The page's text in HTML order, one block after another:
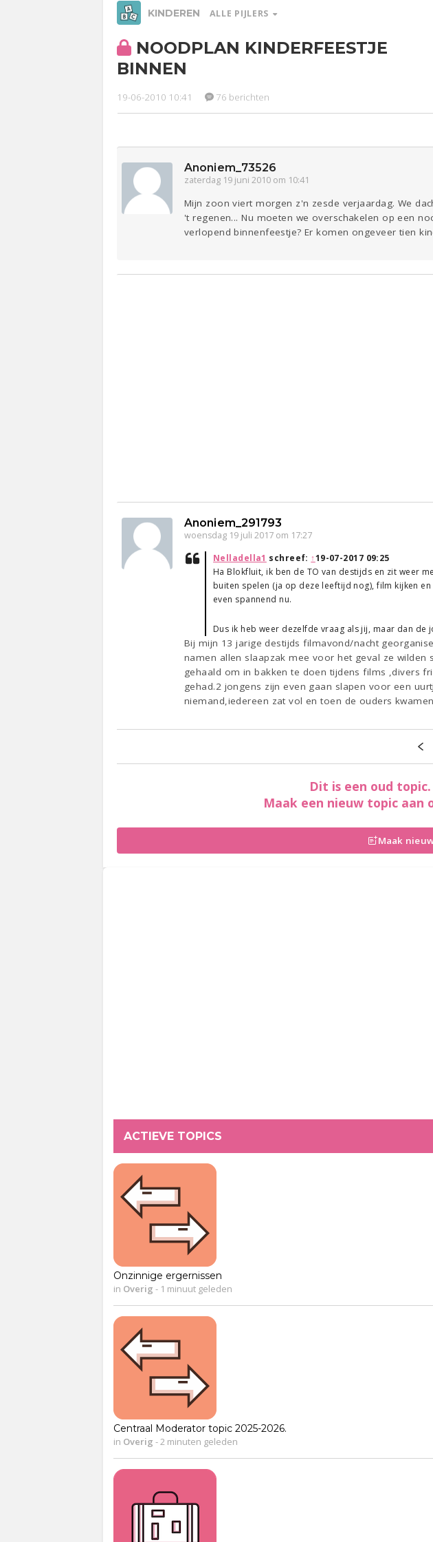
KINDEREN ALLE PIJLERS
Entertainment Lijf & Lijn Digi
Sport Contact
NOODPLAN KINDERFEESTJE
BINNEN
19-06-2010 10:41 76 berichten
Anoniem_73526
zaterdag 19 juni 2010 om 10:41
Mijn zoon viert morgen z'n zesde verjaardag. We
't regenen... Nu moeten we overschakelen op een
verlopend binnenfeestje? Er komen ongeveer tien
Anoniem_291793
woensdag 19 juli 2017 om 17:27
Nelladella1 schreef: ↑19-07-2017 09:25
Ha Blokfluit, ik ben de TO van destijds en zit weer
buiten spelen (ja op deze leeftijd nog), film kijken
even spannend nu.
Dus ik heb weer dezelfde vraag als jij, maar dan de
Bij mijn 13 jarige destijds filmavond/nacht
namen allen slaapzak mee voor het geval ze wilden
gehaald om in bakken te doen tijdens films ,divers
gehad.2 jongens zijn even gaan slapen voor een
niemand,iedereen zat vol en toen de ouders
Dit is een oud
Maak een nieuw topic
Maak
ACTIEVE TOPICS
Onzinnige ergernissen
in Overig -1 minuut geleden
Centraal Moderator topic 2025-2026.
in Overig -2 minuten geleden